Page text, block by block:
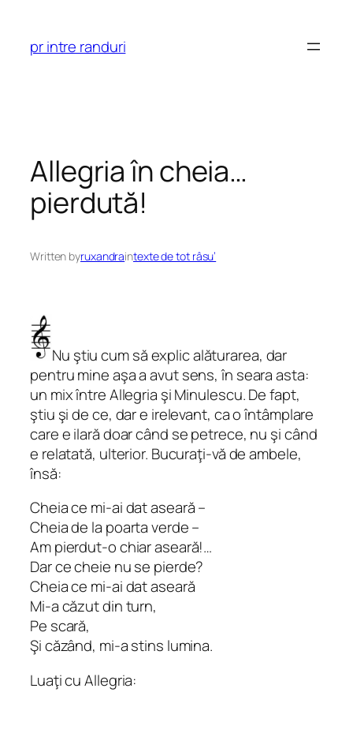
content
pr intre randuri
Allegria în cheia…
pierdută!
Written byruxandraintexte de tot râsu’
Nu ştiu cum să explic alăturarea, dar
pentru mine aşa a avut sens, în seara asta:
un mix între Allegria şi Minulescu. De fapt,
ştiu şi de ce, dar e irelevant, ca o întâmplare
care e ilară doar când se petrece, nu şi când
e relatată, ulterior. Bucuraţi-vă de ambele,
însă:
Cheia ce mi-ai dat aseară –
Cheia de la poarta verde –
Am pierdut-o chiar aseară!…
Dar ce cheie nu se pierde?
Cheia ce mi-ai dat aseară
Mi-a căzut din turn,
Pe scară,
Şi căzând, mi-a stins lumina.
Luaţi cu Allegria: